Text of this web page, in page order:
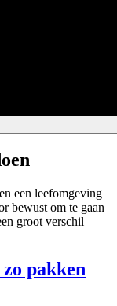
een leefomgeving
bewust om te gaan
groot verschil
pakken